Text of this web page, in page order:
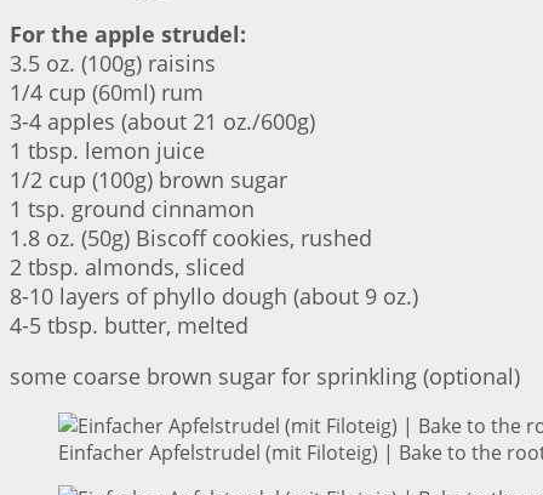
For the apple strudel:
3.5 oz. (100g) raisins
1/4 cup (60ml) rum
3-4 apples (about 21 oz./600g)
1 tbsp. lemon juice
1/2 cup (100g) brown sugar
1 tsp. ground cinnamon
1.8 oz. (50g) Biscoff cookies, rushed
2 tbsp. almonds, sliced
8-10 layers of phyllo dough (about 9 oz.)
4-5 tbsp. butter, melted
some coarse brown sugar for sprinkling (optional)
Einfacher Apfelstrudel (mit Filoteig) | Bake to the